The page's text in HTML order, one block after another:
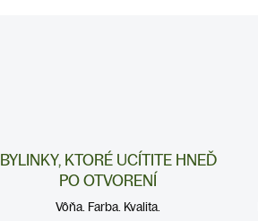
BYLINKY, KTORÉ UCÍTITE HNEĎ
PO OTVORENÍ
Vôňa. Farba. Kvalita.